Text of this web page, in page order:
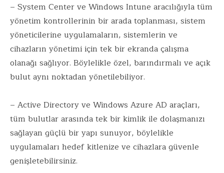
– System Center ve Windows Intune aracılığıyla tüm
yönetim kontrollerinin bir arada toplanması, sistem
yöneticilerine uygulamaların, sistemlerin ve
cihazların yönetimi için tek bir ekranda çalışma
olanağı sağlıyor. Böylelikle özel, barındırmalı ve açık
bulut aynı noktadan yönetilebiliyor.
– Active Directory ve Windows Azure AD araçları,
tüm bulutlar arasında tek bir kimlik ile dolaşmanızı
sağlayan güçlü bir yapı sunuyor, böylelikle
uygulamaları hedef kitlenize ve cihazlara güvenle
genişletebilirsiniz.